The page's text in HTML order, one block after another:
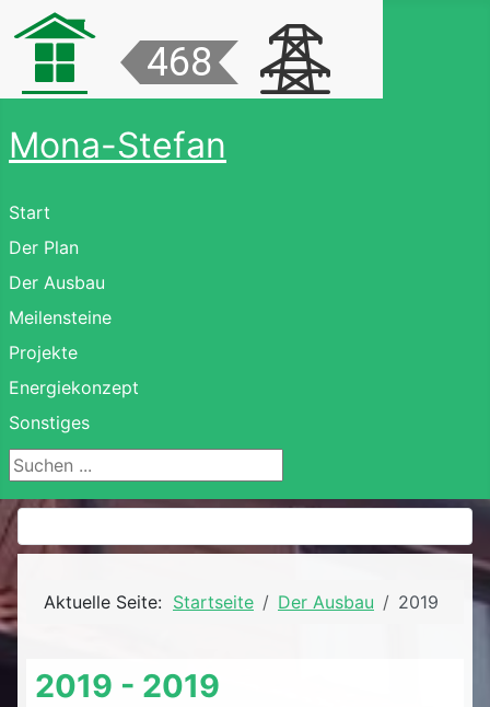
Mona-Stefan
Start
Der Plan
Der Ausbau
Meilensteine
Projekte
Energiekonzept
Sonstiges
Suchen ...
Aktuelle Seite: Startseite Der Ausbau 2019
2019 - 2019